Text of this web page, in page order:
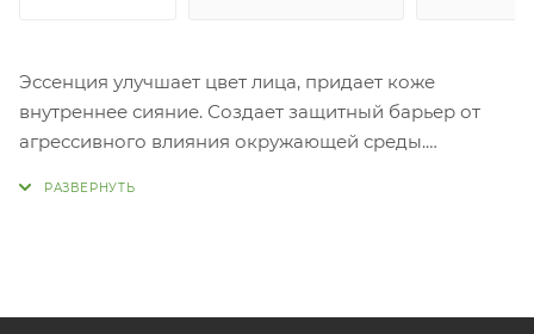
Эссенция улучшает цвет лица, придает коже
внутреннее сияние. Создает защитный барьер от
агрессивного влияния окружающей среды.
кожи. Эссенция моментально увлажняет и смягчает